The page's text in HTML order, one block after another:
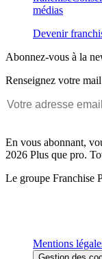
médias
Devenir
Abonnez-vous à la
Renseignez votre mail
En vous abonnant,
2026 Plus que pro.
Le groupe Franchise
Mentions